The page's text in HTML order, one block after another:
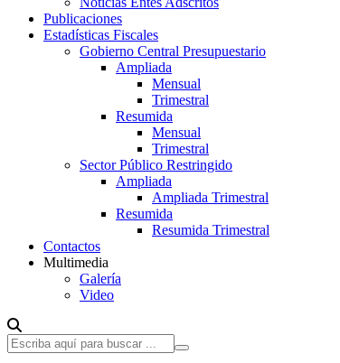
Publicaciones
Estadísticas Fiscales
Gobierno Central Presupuestario
Ampliada
Mensual
Trimestral
Resumida
Mensual
Trimestral
Sector Público Restringido
Ampliada
Ampliada Trimestral
Resumida
Resumida Trimestral
Contactos
Multimedia
Galería
Video